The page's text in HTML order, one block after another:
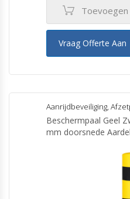
Toevoegen
Vraag Offerte Aan
Aanrijdbeveiliging,
Beschermpaal Geel
mm doorsnede